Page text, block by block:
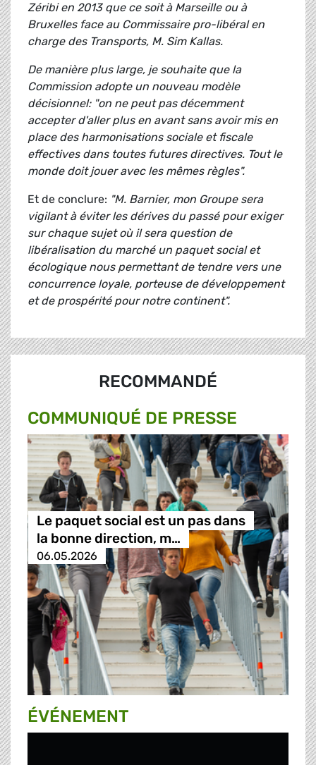
Zéribi en 2013 que ce soit à Marseille ou à
Bruxelles face au Commissaire pro-libéral en
charge des Transports, M. Sim Kallas.
De manière plus large, je souhaite que la
Commission adopte un nouveau modèle
décisionnel: "on ne peut pas décemment
accepter d'aller plus en avant sans avoir mis en
place des harmonisations sociale et fiscale
effectives dans toutes futures directives. Tout le
monde doit jouer avec les mêmes règles".
Et de conclure: "M. Barnier, mon Groupe sera
vigilant à éviter les dérives du passé pour exiger
sur chaque sujet où il sera question de
libéralisation du marché un paquet social et
écologique nous permettant de tendre vers une
concurrence loyale, porteuse de développement
et de prospérité pour notre continent".
RECOMMANDÉ
COMMUNIQUÉ DE PRESSE
Le paquet social est un pas dans
la bonne direction, m…
06.05.2026
ÉVÉNEMENT